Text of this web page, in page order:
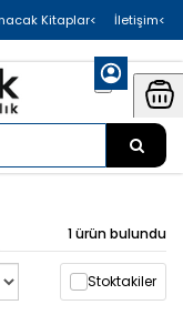
>İletişim
>Yayımlanacak Kitaplar
1 ürün bulundu
Stoktakiler